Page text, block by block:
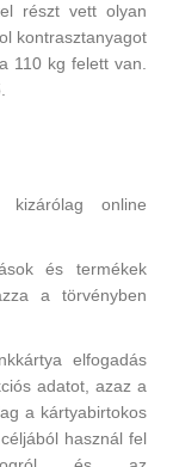
részt vett olyan
kontrasztanyagot
110 kg felett van.
kizárólag online
és termékek
a törvényben
elfogadás
adatot, azaz a
a kártyabirtokos
használ fel